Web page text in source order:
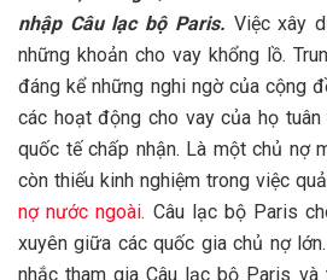
nhập Câu lạc bộ Paris. Việc xây
những khoản cho vay khổng lồ.
đáng kể những nghi ngờ của cộng
các hoạt động cho vay của họ
quốc tế chấp nhận. Là một chủ nợ
còn thiếu kinh nghiệm trong việc
nợ nước ngoài. Câu lạc bộ Paris
xuyên giữa các quốc gia chủ nợ
nhắc tham gia Câu lạc bộ Paris và